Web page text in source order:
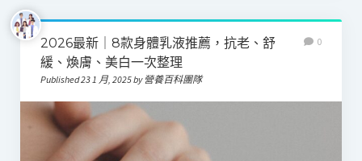
2026最新｜8款身體乳液推薦，抗老、舒
緩、煥膚、美白一次整理
Published 23 1 月, 2025 by 營養百科團隊
0